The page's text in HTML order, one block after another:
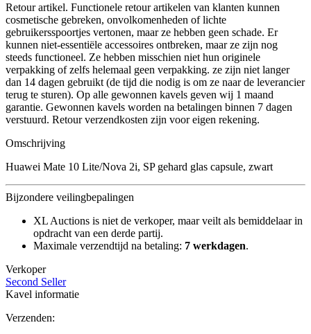
Retour artikel. Functionele retour artikelen van klanten kunnen
cosmetische gebreken, onvolkomenheden of lichte
gebruikersspoortjes vertonen, maar ze hebben geen schade. Er
kunnen niet-essentiële accessoires ontbreken, maar ze zijn nog
steeds functioneel. Ze hebben misschien niet hun originele
verpakking of zelfs helemaal geen verpakking. ze zijn niet langer
dan 14 dagen gebruikt (de tijd die nodig is om ze naar de leverancier
terug te sturen). Op alle gewonnen kavels geven wij 1 maand
garantie. Gewonnen kavels worden na betalingen binnen 7 dagen
verstuurd. Retour verzendkosten zijn voor eigen rekening.
Omschrijving
Huawei Mate 10 Lite/Nova 2i, SP gehard glas capsule, zwart
Bijzondere veilingbepalingen
XL Auctions is niet de verkoper, maar veilt als bemiddelaar in
opdracht van een derde partij.
Maximale verzendtijd na betaling: 7 werkdagen.
Verkoper
Second Seller
Kavel informatie
Verzenden: